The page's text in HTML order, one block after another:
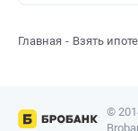
Главная Взять
©